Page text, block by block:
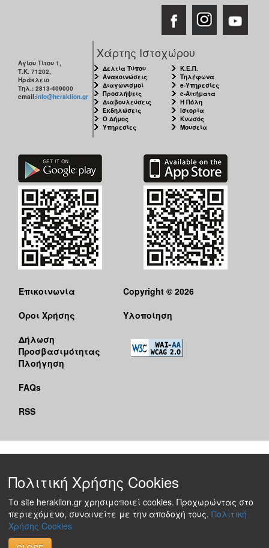
Αγίου Τίτου 1,
Τ.Κ. 71202,
Ηράκλειο
Τηλ.: 2813-409000
email:info@heraklion.gr
Χάρτης Ιστοχώρου
Δελτία Τύπου
Ανακοινώσεις
Διαγωνισμοί
Προσλήψεις
Διαβουλεύσεις
Εκδηλώσεις
Ο Δήμος
Υπηρεσίες
Κ.Ε.Π.
Τηλέφωνα
e-Υπηρεσίες
e-Αιτήματα
Η Πόλη
Ιστορία
Κνωσός
Μουσεία
Επικοινωνία
Όροι Χρήσης
Δήλωση
Προσβασιμότητας
Πλοήγηση
FAQs
RSS
Copyright © 2026
Υλοποίηση
Πολιτική Χρήσης Cookies
Το site heraklion.gr χρησιμοποιεί cookies. Προχωρώντας στο
περιεχόμενο, συναινείτε με την αποδοχή τους. Πολιτική
Χρήσης Cookies